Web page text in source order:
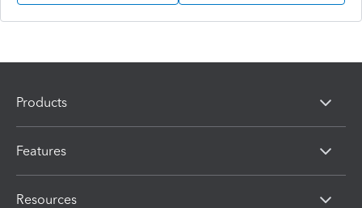
Products
Features
Resources